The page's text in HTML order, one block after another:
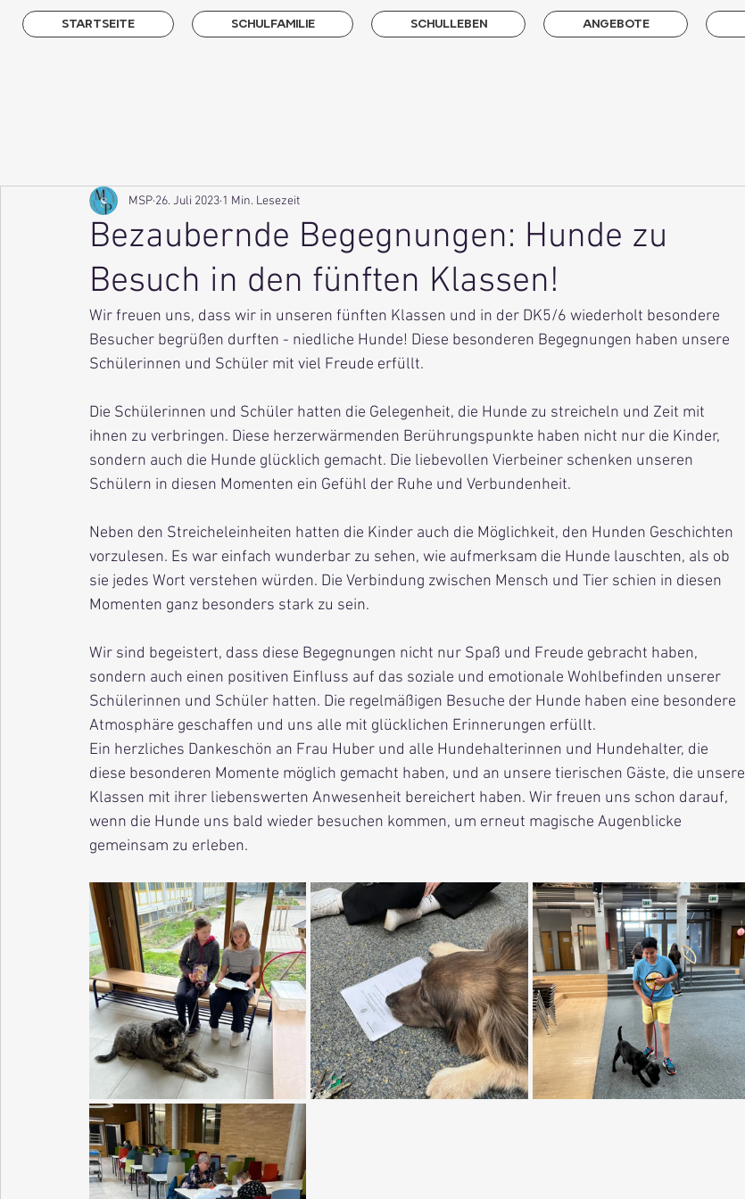
STARTSEITE SCHULFAMILIE SCHULLEBEN ANGEBOTE
Bezaubernde Begegnungen: Hunde zu
Besuch in den fünften Klassen!
MSP 26. Juli 2023 1 Min. Lesezeit
Wir freuen uns, dass wir in unseren fünften Klassen und in der DK5/6 wiederholt besondere
Besucher begrüßen durften - niedliche Hunde! Diese besonderen Begegnungen haben unsere
Schülerinnen und Schüler mit viel Freude erfüllt.
Die Schülerinnen und Schüler hatten die Gelegenheit, die Hunde zu streicheln und Zeit mit
ihnen zu verbringen. Diese herzerwärmenden Berührungspunkte haben nicht nur die Kinder,
sondern auch die Hunde glücklich gemacht. Die liebevollen Vierbeiner schenken unseren
Schülern in diesen Momenten ein Gefühl der Ruhe und Verbundenheit.
Neben den Streicheleinheiten hatten die Kinder auch die Möglichkeit, den Hunden Geschichten
vorzulesen. Es war einfach wunderbar zu sehen, wie aufmerksam die Hunde lauschten, als ob
sie jedes Wort verstehen würden. Die Verbindung zwischen Mensch und Tier schien in diesen
Momenten ganz besonders stark zu sein.
Wir sind begeistert, dass diese Begegnungen nicht nur Spaß und Freude gebracht haben,
sondern auch einen positiven Einfluss auf das soziale und emotionale Wohlbefinden unserer
Schülerinnen und Schüler hatten. Die regelmäßigen Besuche der Hunde haben eine besondere
Atmosphäre geschaffen und uns alle mit glücklichen Erinnerungen erfüllt.
Ein herzliches Dankeschön an Frau Huber und alle Hundehalterinnen und Hundehalter, die
diese besonderen Momente möglich gemacht haben, und an unsere tierischen Gäste, die unsere
Klassen mit ihrer liebenswerten Anwesenheit bereichert haben. Wir freuen uns schon darauf,
wenn die Hunde uns bald wieder besuchen kommen, um erneut magische Augenblicke
gemeinsam zu erleben.